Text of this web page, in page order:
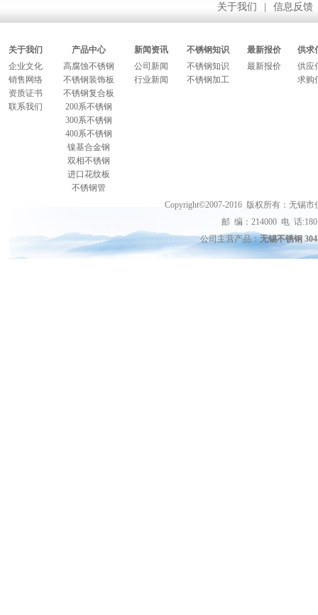
关于我们 信息反馈
关于我们 产品中心 新闻资讯 不锈钢知识 最新报价
供求
企业文化
销售网络
资质证书
联系我们
高腐蚀不锈钢
不锈钢装饰板
不锈钢复合板
200系不锈钢
300系不锈钢
400系不锈钢
镍基合金钢
双相不锈钢
进口花纹板
不锈钢管
公司新闻
行业新闻
不锈钢知识
不锈钢加工
最新报价
供应
求购
Copyright©2007-2016 版权所有：无锡
邮 编：214000 电 话
公司主营产品：无锡不锈钢